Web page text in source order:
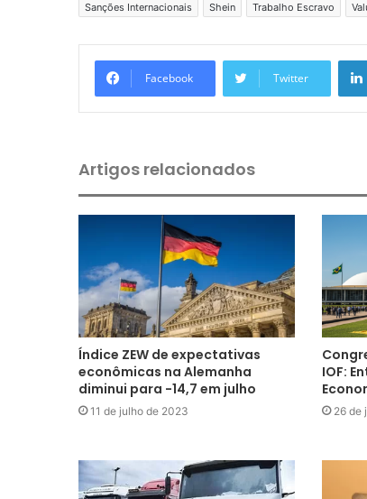
Sanções Internacionais
Shein Trabalho Escravo
Facebook Twitter
Artigos relacionados
Índice ZEW de expectativas
econômicas na Alemanha
diminui para -14,7 em julho
11 de julho de 2023
IOF:
26 de